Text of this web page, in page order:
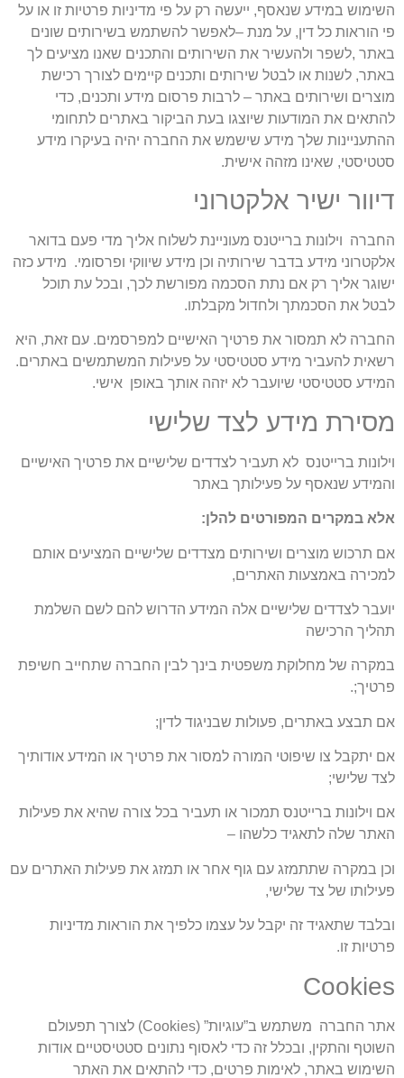
השימוש במידע שנאסף, ייעשה רק על פי מדיניות פרטיות זו או על
פי הוראות כל דין, על מנת –לאפשר להשתמש בשירותים שונים
באתר ,לשפר ולהעשיר את השירותים והתכנים שאנו מציעים לך
באתר, לשנות או לבטל שירותים ותכנים קיימים לצורך רכישת
מוצרים ושירותים באתר – לרבות פרסום מידע ותכנים, כדי
להתאים את המודעות שיוצגו בעת הביקור באתרים לתחומי
ההתעניינות שלך מידע שישמש את החברה יהיה בעיקרו מידע
סטטיסטי, שאינו מזהה אישית.
דיוור ישיר אלקטרוני
החברה וילונות ברייטנס מעוניינת לשלוח אליך מדי פעם בדואר
אלקטרוני מידע בדבר שירותיה וכן מידע שיווקי ופרסומי. מידע כזה
ישוגר אליך רק אם נתת הסכמה מפורשת לכך, ובכל עת תוכל
לבטל את הסכמתך ולחדול מקבלתו.
החברה לא תמסור את פרטיך האישיים למפרסמים. עם זאת, היא
רשאית להעביר מידע סטטיסטי על פעילות המשתמשים באתרים.
המידע סטטיסטי שיועבר לא יזהה אותך באופן אישי.
מסירת מידע לצד שלישי
וילונות ברייטנס לא תעביר לצדדים שלישיים את פרטיך האישיים
והמידע שנאסף על פעילותך באתר
אלא במקרים המפורטים להלן:
אם תרכוש מוצרים ושירותים מצדדים שלישיים המציעים אותם
למכירה באמצעות האתרים,
יועבר לצדדים שלישיים אלה המידע הדרוש להם לשם השלמת
תהליך הרכישה
במקרה של מחלוקת משפטית בינך לבין החברה שתחייב חשיפת
פרטיך;.
אם תבצע באתרים, פעולות שבניגוד לדין;
אם יתקבל צו שיפוטי המורה למסור את פרטיך או המידע אודותיך
לצד שלישי;
אם וילונות ברייטנס תמכור או תעביר בכל צורה שהיא את פעילות
האתר שלה לתאגיד כלשהו –
וכן במקרה שתתמזג עם גוף אחר או תמזג את פעילות האתרים עם
פעילותו של צד שלישי,
ובלבד שתאגיד זה יקבל על עצמו כלפיך את הוראות מדיניות
פרטיות זו.
Cookies
אתר החברה משתמש ב”עוגיות” (Cookies) לצורך תפעולם
השוטף והתקין, ובכלל זה כדי לאסוף נתונים סטטיסטיים אודות
השימוש באתר, לאימות פרטים, כדי להתאים את האתר